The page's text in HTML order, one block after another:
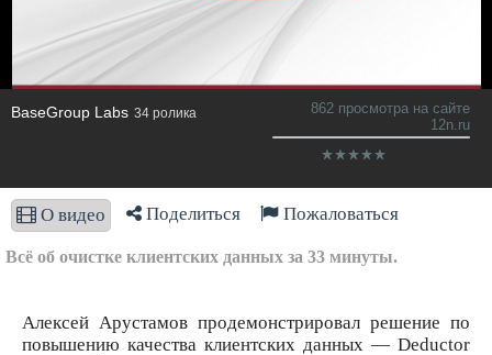
BaseGroup Labs 34 ролика
862 просмотра на сайте
12n.ru
О видео Поделиться Пожаловаться
Всё об очистке клиентских данных за 33 минуты.
Алексей Арустамов продемонстрировал решение по
повышению качества клиентских данных — Deductor